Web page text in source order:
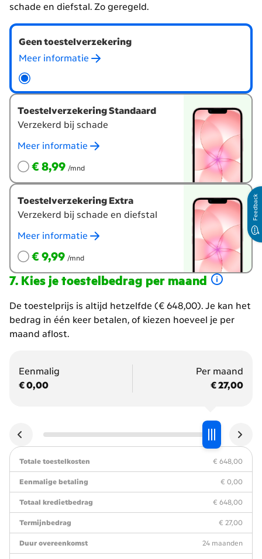
schade en diefstal. Zo geregeld.
Wil
een
toestelverzekering?
Geen toestelverzekering
Meer informatie
Toestelverzekering Standaard
Verzekerd bij schade
Meer informatie
€ 8,99
€ 8,99
per maand/mnd
Toestelverzekering Extra
Verzekerd bij schade en diefstal
Meer informatie
€ 9,99
€ 9,99
per maand/mnd
Kies je toestelbedrag per maand
Hoeveel
wil
je
gaan
betalen?
De toestelprijs is altijd hetzelfde (€ 648,00). Je kan het
bedrag in één keer betalen, of kiezen hoeveel je per
maand aflost.
Eenmalig
€ 0,00
Per maand
€ 27,00
Totale toestelkosten € 648,00
Eenmalige betaling € 0,00
Totaal kredietbedrag € 648,00
Termijnbedrag € 27,00
Duur overeenkomst 24 maanden
Feedback